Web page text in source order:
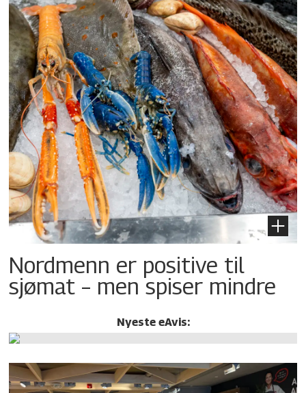
Nordmenn er positive til
sjømat – men spiser mindre
Nyeste eAvis: